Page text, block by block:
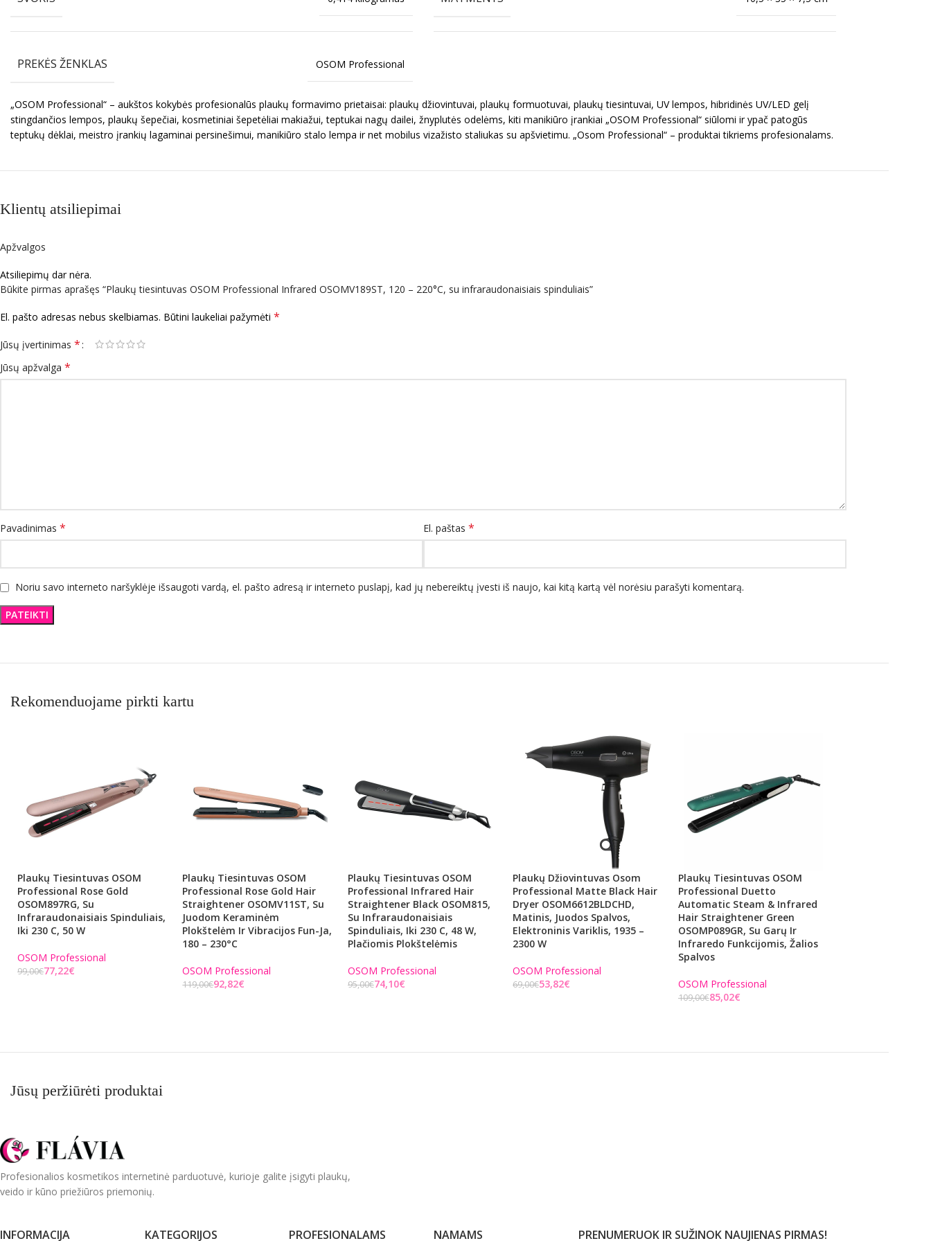
PREKĖS ŽENKLAS OSOM Professional
„OSOM Professional“ – aukštos kokybės profesionalūs plaukų formavimo prietaisai: plaukų džiovintuvai, plaukų formuotuvai, plaukų tiesintuvai, UV lempos, hibridinės UV/LED gelį
stingdančios lempos, plaukų šepečiai, kosmetiniai šepetėliai makiažui, teptukai nagų dailei, žnyplutės odelėms, kiti manikiūro įrankiai „OSOM Professional“ siūlomi ir ypač patogūs
teptukų dėklai, meistro įrankių lagaminai persinešimui, manikiūro stalo lempa ir net mobilus vizažisto staliukas su apšvietimu. „Osom Professional“ – produktai tikriems profesionalams.
Klientų atsiliepimai
Apžvalgos
Atsiliepimų dar nėra.
Būkite pirmas aprašęs “Plaukų tiesintuvas OSOM Professional Infrared OSOMV189ST, 120 – 220°C, su infraraudonaisiais spinduliais”
El. pašto adresas nebus skelbiamas. Būtini laukeliai pažymėti *
Jūsų įvertinimas *
Jūsų apžvalga *
Pavadinimas * El. paštas *
Noriu savo interneto naršyklėje išsaugoti vardą, el. pašto adresą ir interneto puslapį, kad jų nebereiktų įvesti iš naujo, kai kitą kartą vėl norėsiu parašyti komentarą.
Rekomenduojame pirkti kartu
Plaukų Tiesintuvas OSOM
Professional Rose Gold
OSOM897RG, Su
Infraraudonaisiais Spinduliais,
Iki 230 C, 50 W
OSOM Professional
99,00€77,22€
Plaukų Tiesintuvas OSOM
Professional Rose Gold Hair
Straightener OSOMV11ST, Su
Juodom Keraminėm
Plokštelėm Ir Vibracijos Fun-Ja,
180 – 230°C
OSOM Professional
119,00€92,82€
Plaukų Tiesintuvas OSOM
Professional Infrared Hair
Straightener Black OSOM815,
Su Infraraudonaisiais
Spinduliais, Iki 230 C, 48 W,
Plačiomis Plokštelėmis
OSOM Professional
95,00€74,10€
Plaukų Džiovintuvas Osom
Professional Matte Black Hair
Dryer OSOM6612BLDCHD,
Matinis, Juodos Spalvos,
Elektroninis Variklis, 1935 –
2300 W
OSOM Professional
69,00€53,82€
Plaukų Tiesintuvas OSOM
Professional Duetto
Automatic Steam & Infrared
Hair Straightener Green
OSOMP089GR, Su Garų Ir
Infraredo Funkcijomis, Žalios
Spalvos
OSOM Professional
109,00€85,02€
Jūsų peržiūrėti produktai
Profesionalios kosmetikos internetinė parduotuvė, kurioje galite įsigyti plaukų,
veido ir kūno priežiūros priemonių.
INFORMACIJA KATEGORIJOS PROFESIONALAMS NAMAMS PRENUMERUOK IR SUŽINOK NAUJIENAS PIRMAS!